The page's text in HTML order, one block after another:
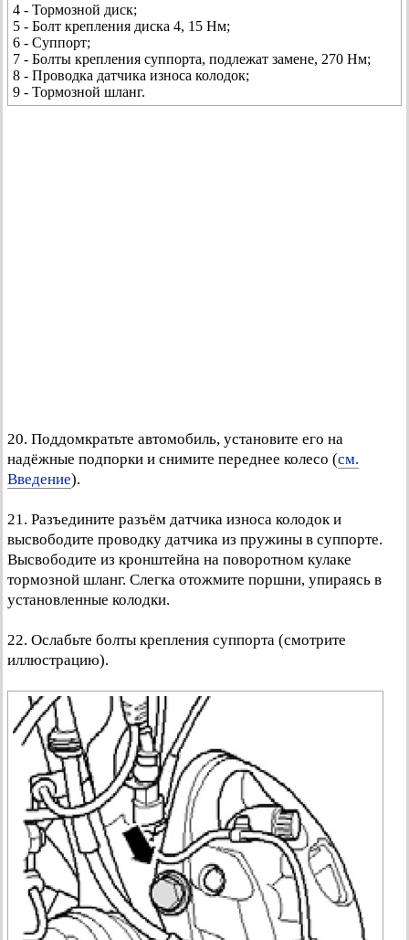
4 - Тормозной диск;
5 - Болт крепления диска 4, 15 Нм;
6 - Суппорт;
7 - Болты крепления суппорта, подлежат замене, 270 Нм;
8 - Проводка датчика износа колодок;
9 - Тормозной шланг.
20. Поддомкратьте автомобиль, установите его на
надёжные подпорки и снимите переднее колесо (см.
Введение).
21. Разъедините разъём датчика износа колодок и
высвободите проводку датчика из пружины в суппорте.
Высвободите из кронштейна на поворотном кулаке
тормозной шланг. Слегка отожмите поршни, упираясь в
установленные колодки.
22. Ослабьте болты крепления суппорта (смотрите
иллюстрацию).